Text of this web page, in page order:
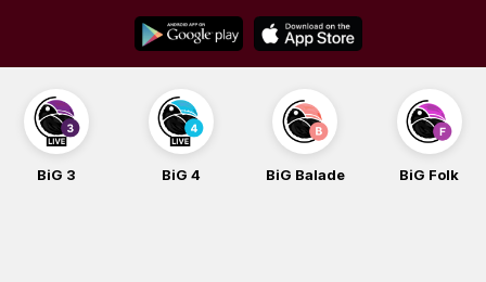
content
BiG 3 BiG 4 BiG Balade BiG Folk